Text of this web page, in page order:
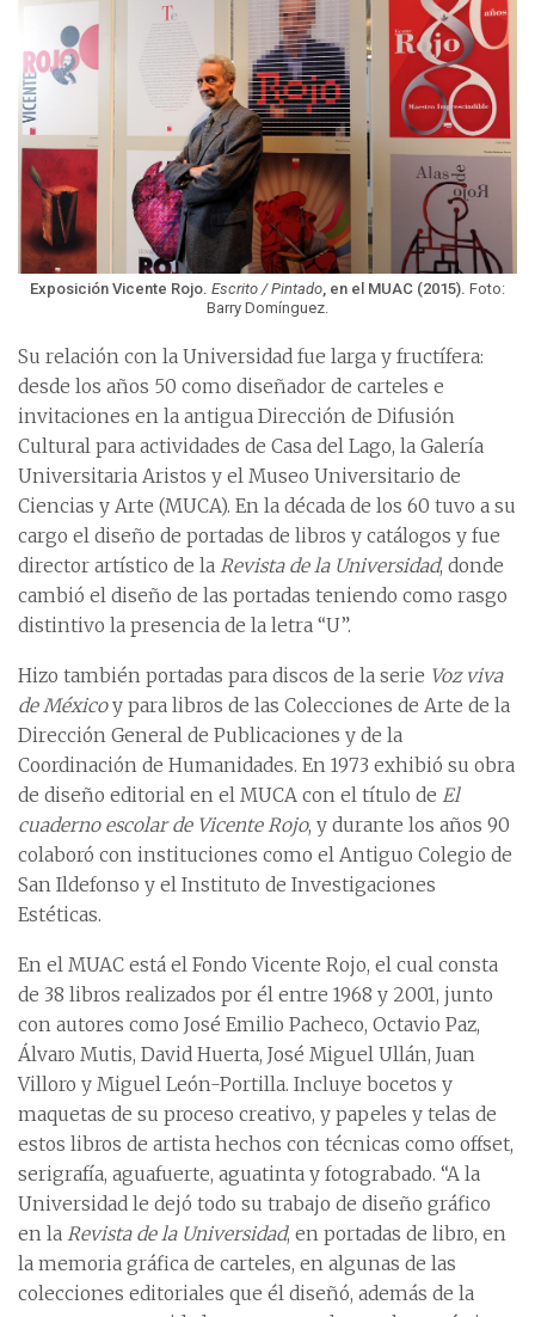
Exposición Vicente Rojo. Escrito / Pintado , en el MUAC (2015). Foto:
Barry Domínguez.
Su relación con la Universidad fue larga y fructífera:
desde los años 50 como diseñador de carteles e
invitaciones en la antigua Dirección de Difusión
Cultural para actividades de Casa del Lago, la Galería
Universitaria Aristos y el Museo Universitario de
Ciencias y Arte (MUCA). En la década de los 60 tuvo a su
cargo el diseño de portadas de libros y catálogos y fue
director artístico de la Revista de la Universidad, donde
cambió el diseño de las portadas teniendo como rasgo
distintivo la presencia de la letra “U”.
Hizo también portadas para discos de la serie Voz viva
de Méxicoy para libros de las Colecciones de Arte de la
Dirección General de Publicaciones y de la
Coordinación de Humanidades. En 1973 exhibió su obra
de diseño editorial en el MUCA con el título de El
cuaderno escolar de Vicente Rojo, y durante los años 90
colaboró con instituciones como el Antiguo Colegio de
San Ildefonso y el Instituto de Investigaciones
Estéticas.
En el MUAC está el Fondo Vicente Rojo, el cual consta
de 38 libros realizados por él entre 1968 y 2001, junto
con autores como José Emilio Pacheco, Octavio Paz,
Álvaro Mutis, David Huerta, José Miguel Ullán, Juan
Villoro y Miguel León-Portilla. Incluye bocetos y
maquetas de su proceso creativo, y papeles y telas de
estos libros de artista hechos con técnicas como offset,
serigrafía, aguafuerte, aguatinta y fotograbado. “A la
Universidad le dejó todo su trabajo de diseño gráfico
en la Revista de la Universidad, en portadas de libro, en
la memoria gráfica de carteles, en algunas de las
colecciones editoriales que él diseñó, además de la